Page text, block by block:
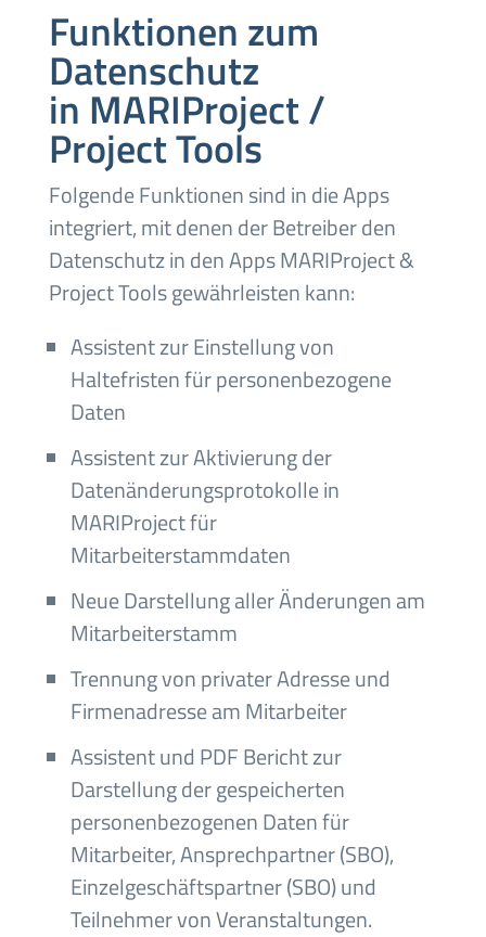
Funktionen zum
Datenschutz
in MARIProject /
Project Tools
Folgende Funktionen sind in die Apps
integriert, mit denen der Betreiber den
Datenschutz in den Apps MARIProject &
Project Tools gewährleisten kann:
Assistent zur Einstellung von
Haltefristen für personenbezogene
Daten
Assistent zur Aktivierung der
Datenänderungsprotokolle in
MARIProject für
Mitarbeiterstammdaten
Neue Darstellung aller Änderungen am
Mitarbeiterstamm
Trennung von privater Adresse und
Firmenadresse am Mitarbeiter
Assistent und PDF Bericht zur
Darstellung der gespeicherten
personenbezogenen Daten für
Mitarbeiter, Ansprechpartner (SBO),
Einzelgeschäftspartner (SBO) und
Teilnehmer von Veranstaltungen.